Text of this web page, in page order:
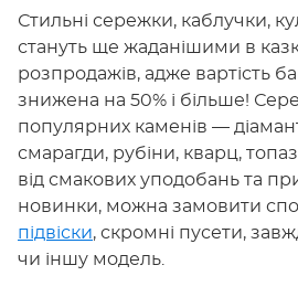
Стильні сережки, каблучки,
стануть ще жаданішими в
розпродажів, адже вартість
знижена на 50% і більше!
популярних каменів —
смарагди, рубіни, кварц,
від смакових уподобань та
новинки, можна замовити
підвіски, скромні пусети,
чи іншу модель.